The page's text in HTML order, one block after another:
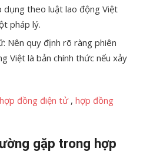
dụng theo luật lao động Việt
pháp lý.
Nên quy định rõ ràng phiên
Việt là bản chính thức nếu xảy
đồng điện tử, hợp đồng
gặp trong hợp